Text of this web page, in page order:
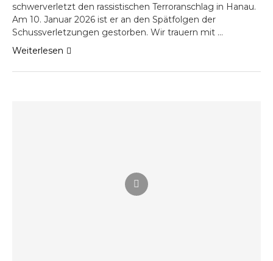
schwerverletzt den rassistischen Terroranschlag in Hanau.
Am 10. Januar 2026 ist er an den Spätfolgen der
Schussverletzungen gestorben. Wir trauern mit …
Weiterlesen